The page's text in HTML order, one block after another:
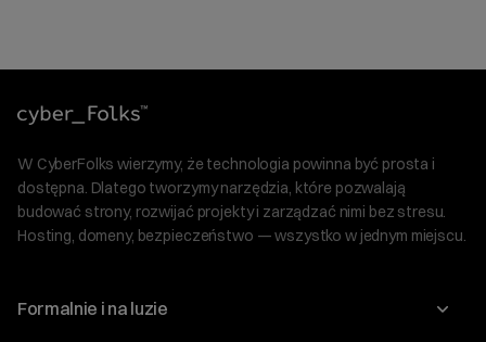
W CyberFolks wierzymy, że technologia powinna być prosta i
dostępna. Dlatego tworzymy narzędzia, które pozwalają
budować strony, rozwijać projekty i zarządzać nimi bez stresu.
Hosting, domeny, bezpieczeństwo — wszystko w jednym miejscu.
Formalnie i na luzie